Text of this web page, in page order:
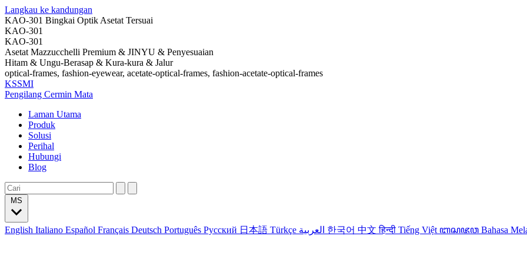
Langkau ke kandungan
KAO-301 Bingkai Optik Asetat Tersuai
KAO-301
KAO-301
Asetat Mazzucchelli Premium & JINYU & Penyesuaian
Hitam & Ungu-Berasap & Kura-kura & Jalur
optical-frames, fashion-eyewear, acetate-optical-frames, fashion-acetate-optical-frames
KSSMI
Pengilang Cermin Mata
Laman Utama
Produk
Solusi
Perihal
Hubungi
Blog
English Italiano Español Français Deutsch Português Русский 日本語 Türkçe 한국어 中文हिन्दी Tiếng Việt ꦧꦱꦗꦮ Bahasa